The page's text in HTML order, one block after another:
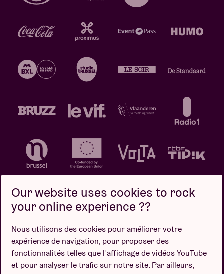
Politique de confidentialité
Politique de cookies
Conditions de vente
Design par
Our website uses cookies to rock
your online experience ??
Nous utilisons des cookies pour améliorer votre
expérience de navigation, pour proposer des
fonctionnalités telles que l’affichage de vidéos YouTube
et pour analyser le trafic sur notre site. Par ailleurs,